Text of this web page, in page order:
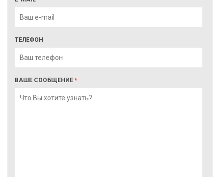
ТЕЛЕФОН
ВАШЕ СООБЩЕНИЕ *